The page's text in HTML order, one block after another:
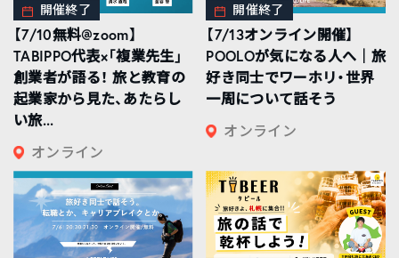
開催終了
【7/10無料@zoom】
TABIPPO代表×「複業先生」
創業者が語る！ 旅と教育の
起業家から見た、あたらし
い旅...
オンライン
開催終了
【7/13オンライン開催】
POOLOが気になる人へ｜旅
好き同士でワーホリ・世界
一周について話そう
オンライン